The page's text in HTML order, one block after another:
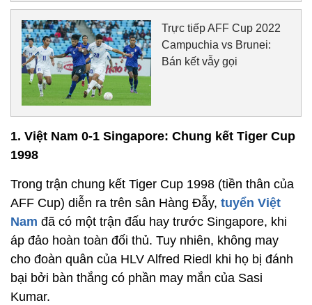
Trực tiếp AFF Cup 2022
Campuchia vs Brunei:
Bán kết vẫy gọi
1. Việt Nam 0-1 Singapore: Chung kết Tiger Cup
1998
Trong trận chung kết Tiger Cup 1998 (tiền thân của
AFF Cup) diễn ra trên sân Hàng Đẫy, tuyển Việt
Nam đã có một trận đấu hay trước Singapore, khi
áp đảo hoàn toàn đối thủ. Tuy nhiên, không may
cho đoàn quân của HLV Alfred Riedl khi họ bị đánh
bại bởi bàn thắng có phần may mắn của Sasi
Kumar.